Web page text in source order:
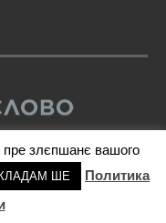
„Руске
пре злєпшанє вашого
ШЕ
Политика